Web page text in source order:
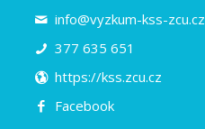
info@vyzkum-kss-zcu.cz
377 635 651
https://kss.zcu.cz
Facebook